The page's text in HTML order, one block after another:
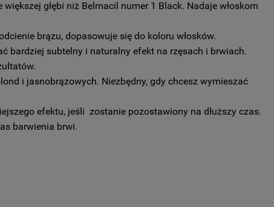
głębi niż Belmacil numer 1 Black. Nadaje włoskom
brązu, dopasowuje się do koloru włosków.
bardziej subtelny i naturalny efekt na rzęsach i brwiach.
i jasnobrązowych. Niezbędny, gdy chcesz wymieszać
efektu, jeśli zostanie pozostawiony na dłuższy czas.
barwienia brwi.